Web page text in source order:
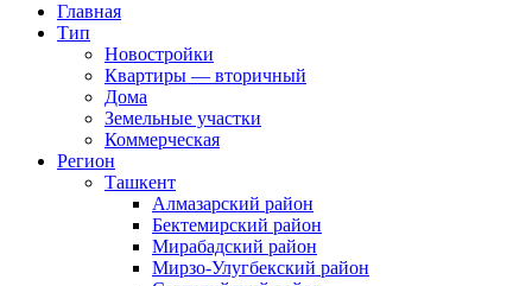
Главная
Тип
Новостройки
Квартиры — вторичный
Дома
Земельные участки
Коммерческая
Регион
Ташкент
Алмазарский район
Бектемирский район
Мирабадский район
Мирзо-Улугбекский район